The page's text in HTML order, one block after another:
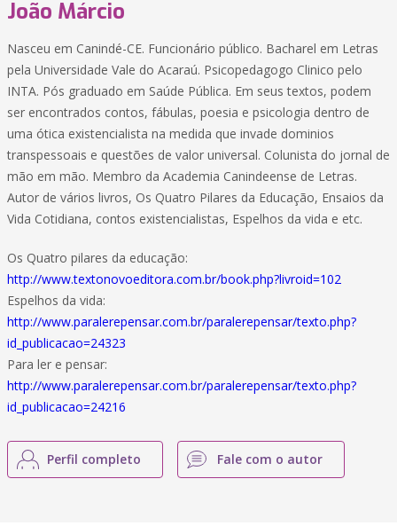
João Márcio
Nasceu em Canindé-CE. Funcionário público. Bacharel em Letras
pela Universidade Vale do Acaraú. Psicopedagogo Clinico pelo
INTA. Pós graduado em Saúde Pública. Em seus textos, podem
ser encontrados contos, fábulas, poesia e psicologia dentro de
uma ótica existencialista na medida que invade dominios
transpessoais e questões de valor universal. Colunista do jornal de
mão em mão. Membro da Academia Canindeense de Letras.
Autor de vários livros, Os Quatro Pilares da Educação, Ensaios da
Vida Cotidiana, contos existencialistas, Espelhos da vida e etc.
Os Quatro pilares da educação:
http://www.textonovoeditora.com.br/book.php?livroid=102
Espelhos da vida:
http://www.paralerepensar.com.br/paralerepensar/texto.php?
id_publicacao=24323
Para ler e pensar:
http://www.paralerepensar.com.br/paralerepensar/texto.php?
id_publicacao=24216
Perfil completo Fale com o autor